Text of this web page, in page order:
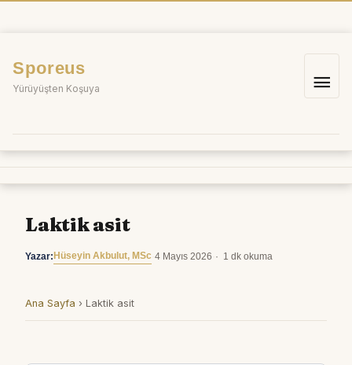
Sporeus
Yürüyüşten Koşuya
Ana
Laktik asit
Yazar: Hüseyin Akbulut, MSc 4 Mayıs 2026 1 dk okuma
Ana Sayfa › Laktik asit